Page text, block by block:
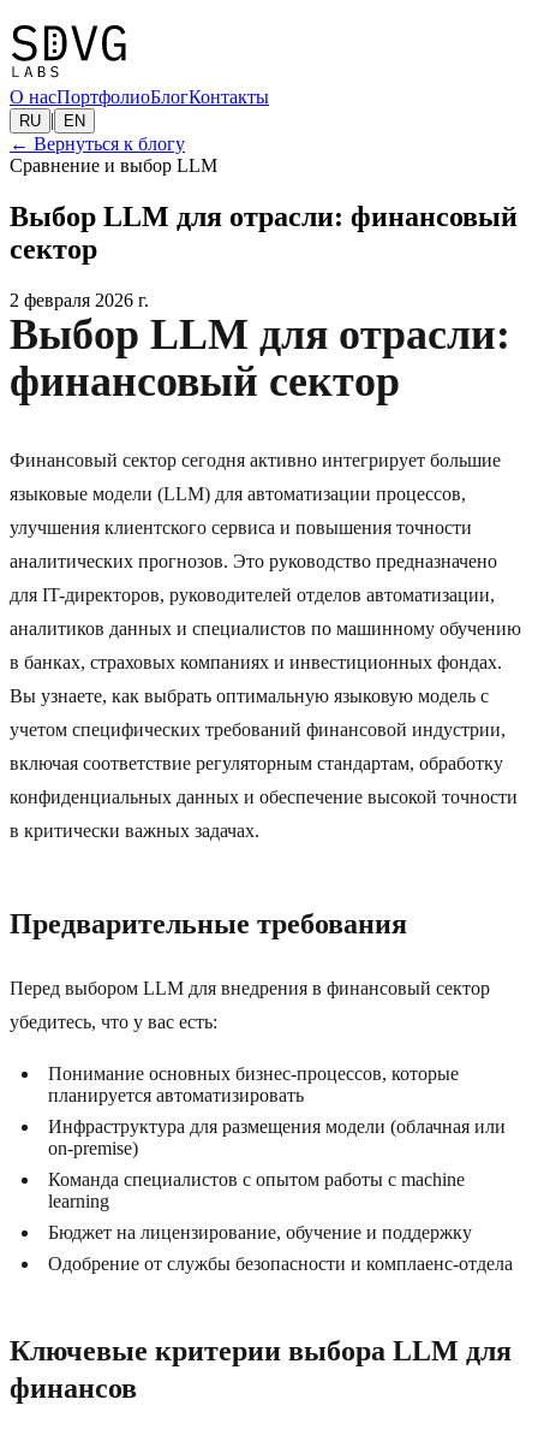
О насПортфолиоБлогКонтакты
RU | EN
← Вернуться к блогу
Сравнение и выбор LLM
Выбор LLM для отрасли: финансовый
сектор
2 февраля 2026 г.
Выбор LLM для отрасли:
финансовый сектор
Финансовый сектор сегодня активно интегрирует большие
языковые модели (LLM) для автоматизации процессов,
улучшения клиентского сервиса и повышения точности
аналитических прогнозов. Это руководство предназначено
для IT-директоров, руководителей отделов автоматизации,
аналитиков данных и специалистов по машинному обучению
в банках, страховых компаниях и инвестиционных фондах.
Вы узнаете, как выбрать оптимальную языковую модель с
учетом специфических требований финансовой индустрии,
включая соответствие регуляторным стандартам, обработку
конфиденциальных данных и обеспечение высокой точности
в критически важных задачах.
Предварительные требования
Перед выбором LLM для внедрения в финансовый сектор
убедитесь, что у вас есть:
Понимание основных бизнес-процессов, которые
планируется автоматизировать
Инфраструктура для размещения модели (облачная или
on-premise)
Команда специалистов с опытом работы с machine
learning
Бюджет на лицензирование, обучение и поддержку
Одобрение от службы безопасности и комплаенс-отдела
Ключевые критерии выбора LLM для
финансов